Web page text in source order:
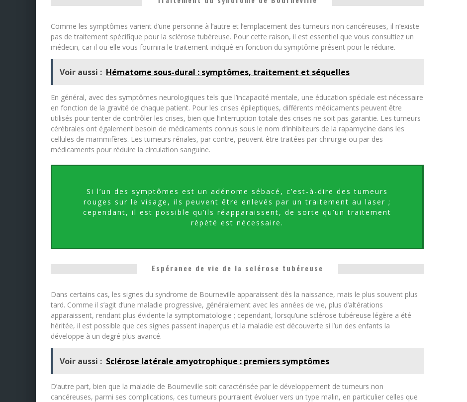
Comme les symptômes varient d’une personne à l’autre et l’emplacement des tumeurs non cancéreuses, il n’existe
pas de traitement spécifique pour la sclérose tubéreuse. Pour cette raison, il est essentiel que vous consultiez un
médecin, car il ou elle vous fournira le traitement indiqué en fonction du symptôme présent pour le réduire.
Voir aussi : Hématome sous-dural : symptômes, traitement et séquelles
En général, avec des symptômes neurologiques tels que l’incapacité mentale, une éducation spéciale est nécessaire
en fonction de la gravité de chaque patient. Pour les crises épileptiques, différents médicaments peuvent être
utilisés pour tenter de contrôler les crises, bien que l’interruption totale des crises ne soit pas garantie. Les tumeurs
cérébrales ont également besoin de médicaments connus sous le nom d’inhibiteurs de la rapamycine dans les
cellules de mammifères. Les tumeurs rénales, par contre, peuvent être traitées par chirurgie ou par des
médicaments pour réduire la circulation sanguine.
Si l’un des symptômes est un adénome sébacé, c’est-à-dire des tumeurs
rouges sur le visage, ils peuvent être enlevés par un traitement au laser ;
cependant, il est possible qu’ils réapparaissent, de sorte qu’un traitement
répété est nécessaire.
Espérance de vie de la sclérose tubéreuse
Dans certains cas, les signes du syndrome de Bourneville apparaissent dès la naissance, mais le plus souvent plus
tard. Comme il s’agit d’une maladie progressive, généralement avec les années de vie, plus d’altérations
apparaissent, rendant plus évidente la symptomatologie ; cependant, lorsqu’une sclérose tubéreuse légère a été
héritée, il est possible que ces signes passent inaperçus et la maladie est découverte si l’un des enfants la
développe à un degré plus avancé.
Voir aussi : Sclérose latérale amyotrophique : premiers symptômes
D’autre part, bien que la maladie de Bourneville soit caractérisée par le développement de tumeurs non
cancéreuses, parmi ses complications, ces tumeurs pourraient évoluer vers un type malin, en particulier celles que